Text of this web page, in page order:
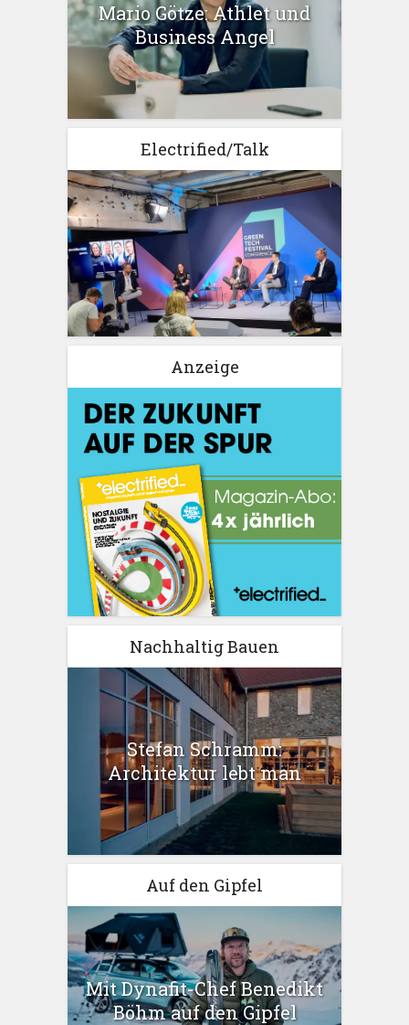
Mario Götze: Athlet und
Business Angel
Electrified/Talk
Anzeige
Nachhaltig Bauen
Stefan Schramm:
Architektur lebt man
Auf den Gipfel
Mit Dynafit-Chef Benedikt
Böhm auf den Gipfel